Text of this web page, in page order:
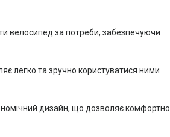
велосипед за потреби, забезпечуючи
легко та зручно користуватися ними
дизайн, що дозволяє комфортно